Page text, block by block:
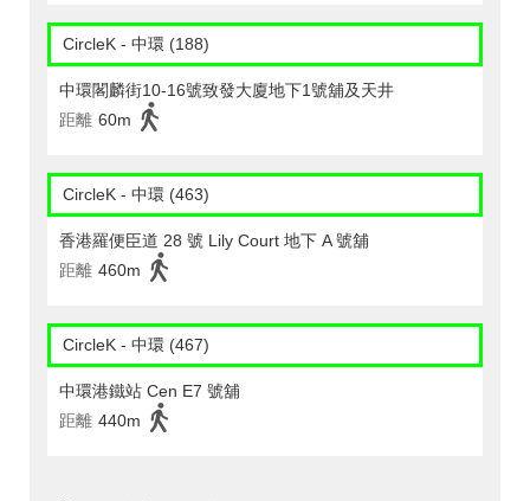
CircleK - 中環 (188)
中環閣麟街10-16號致發大廈地下1號舖及天井
距離 60m
CircleK - 中環 (463)
香港羅便臣道 28 號 Lily Court 地下 A 號舖
距離 460m
CircleK - 中環 (467)
中環港鐵站 Cen E7 號舖
距離 440m